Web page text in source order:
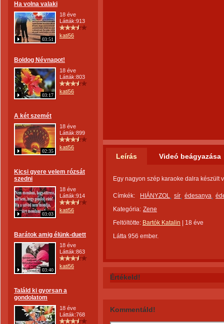
Ha volna valaki
03:51
18 éve
Látták:913
kati56
Boldog Névnapot!
03:17
18 éve
Látták:803
kati56
A két szemét
02:35
18 éve
Látták:899
kati56
Kicsi gyere velem rózsát
szedni
03:03
18 éve
Látták:914
kati56
Barátok amig élünk-duett
03:40
18 éve
Látták:863
kati56
Találd ki gyorsan a
gondolatom
18 éve
Látták:768
Leírás Videó beágyazása
Egy nagyon szép karaoke dalra készült
Címkék: HIÁNYZOL sír édesanya
Kategória: Zene
Feltöltötte: Bartók Katalin
18 éve
Látta 956 ember.
Értékeld!
Kommentáld!